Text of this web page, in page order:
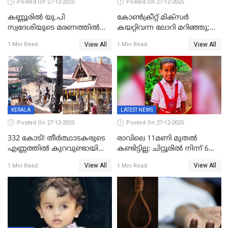
Posted On 27-12-2025
കണ്ണൂരിൽ യു.പി
സ്വദേശിയുടെ മരണത്തിൽ
കേസ്; തർക്കമുണ്ടായത്
ഫേഷ്യലിന് 300 രൂപ
ആവശ്യപ്പെട്ടതിനെച്ചൊല്ലി
1 Min Read View All
Posted On 27-12-2025
കോണ്‍ക്രീറ്റ് മിക്‌സര്‍
കയറ്റിവന്ന ലോറി മറിഞ്ഞു;
അപകടം കണ്ണൂരിൽ
1 Min Read View All
KERALA
Posted On 27-12-2025
332 കോടി! തീർത്ഥാടകരുടെ
എണ്ണത്തിൽ കുറവുണ്ടായിട്ടും
കുതിച്ചുയരുന്നു
1 Min Read View All
LATEST NEWS
Posted On 27-12-2025
രാവിലെ 11മണി മുതൽ
കണ്ടിട്ടില്ല; ചിറ്റൂരിൽ നിന്ന് 6
1 Min Read View All